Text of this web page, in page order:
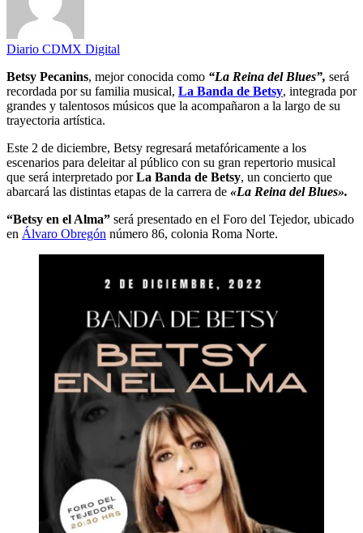
Diario CDMX Digital
Betsy Pecanins, mejor conocida como “La Reina del Blues”, será
recordada por su familia musical, La Banda de Betsy, integrada por
grandes y talentosos músicos que la acompañaron a la largo de su
trayectoria artística.
Este 2 de diciembre, Betsy regresará metafóricamente a los
escenarios para deleitar al público con su gran repertorio musical
que será interpretado porLa Banda de Betsy, un concierto que
abarcará las distintas etapas de la carrera de «La Reina del Blues».
“Betsy en el Alma” será presentado en el Foro del Tejedor, ubicado
en Álvaro Obregón número 86, colonia Roma Norte.